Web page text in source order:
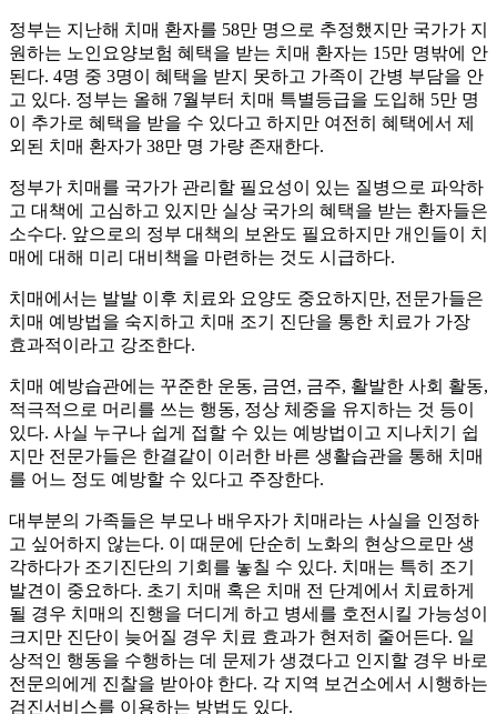
정부는 지난해 치매 환자를 58만 명으로 추정했지만 국가가 지
원하는 노인요양보험 혜택을 받는 치매 환자는 15만 명밖에 안
된다. 4명 중 3명이 혜택을 받지 못하고 가족이 간병 부담을 안
고 있다. 정부는 올해 7월부터 치매 특별등급을 도입해 5만 명
이 추가로 혜택을 받을 수 있다고 하지만 여전히 혜택에서 제
외된 치매 환자가 38만 명 가량 존재한다.
정부가 치매를 국가가 관리할 필요성이 있는 질병으로 파악하
고 대책에 고심하고 있지만 실상 국가의 혜택을 받는 환자들은
소수다. 앞으로의 정부 대책의 보완도 필요하지만 개인들이 치
매에 대해 미리 대비책을 마련하는 것도 시급하다.
치매에서는 발발 이후 치료와 요양도 중요하지만, 전문가들은
치매 예방법을 숙지하고 치매 조기 진단을 통한 치료가 가장
효과적이라고 강조한다.
치매 예방습관에는 꾸준한 운동, 금연, 금주, 활발한 사회 활동,
적극적으로 머리를 쓰는 행동, 정상 체중을 유지하는 것 등이
있다. 사실 누구나 쉽게 접할 수 있는 예방법이고 지나치기 쉽
지만 전문가들은 한결같이 이러한 바른 생활습관을 통해 치매
를 어느 정도 예방할 수 있다고 주장한다.
대부분의 가족들은 부모나 배우자가 치매라는 사실을 인정하
고 싶어하지 않는다. 이 때문에 단순히 노화의 현상으로만 생
각하다가 조기진단의 기회를 놓칠 수 있다. 치매는 특히 조기
발견이 중요하다. 초기 치매 혹은 치매 전 단계에서 치료하게
될 경우 치매의 진행을 더디게 하고 병세를 호전시킬 가능성이
크지만 진단이 늦어질 경우 치료 효과가 현저히 줄어든다. 일
상적인 행동을 수행하는 데 문제가 생겼다고 인지할 경우 바로
전문의에게 진찰을 받아야 한다. 각 지역 보건소에서 시행하는
검진서비스를 이용하는 방법도 있다.